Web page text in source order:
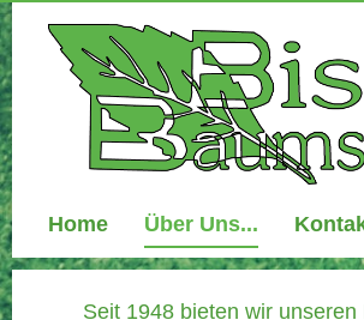
Home Über Uns...
Seit 1948 bieten wir